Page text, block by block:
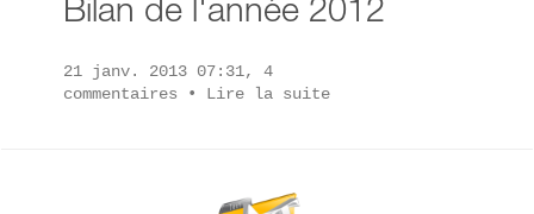
Bilan de l'année 2012
21 janv. 2013 07:31, 4
commentaires • Lire la suite